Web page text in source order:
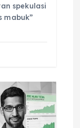
spekulasi
mabuk”